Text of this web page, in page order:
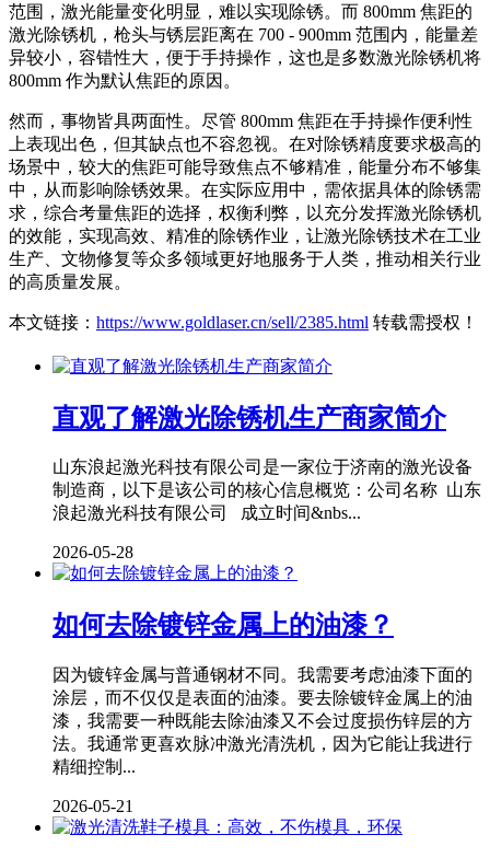
范围，激光能量变化明显，难以实现除锈。而 800mm 焦距的
激光除锈机，枪头与锈层距离在 700 - 900mm 范围内，能量差
异较小，容错性大，便于手持操作，这也是多数激光除锈机将
800mm 作为默认焦距的原因。
然而，事物皆具两面性。尽管 800mm 焦距在手持操作便利性
上表现出色，但其缺点也不容忽视。在对除锈精度要求极高的
场景中，较大的焦距可能导致焦点不够精准，能量分布不够集
中，从而影响除锈效果。在实际应用中，需依据具体的除锈需
求，综合考量焦距的选择，权衡利弊，以充分发挥激光除锈机
的效能，实现高效、精准的除锈作业，让激光除锈技术在工业
生产、文物修复等众多领域更好地服务于人类，推动相关行业
的高质量发展。
本文链接： https://www.goldlaser.cn/sell/2385.html 转载需授权！
直观了解激光除锈机生产商家简介
山东浪起激光科技有限公司是一家位于济南的激光设备
制造商，以下是该公司的核心信息概览：公司名称 山东
浪起激光科技有限公司 成立时间&nbs...
2026-05-28
如何去除镀锌金属上的油漆？
因为镀锌金属与普通钢材不同。我需要考虑油漆下面的
涂层，而不仅仅是表面的油漆。要去除镀锌金属上的油
漆，我需要一种既能去除油漆又不会过度损伤锌层的方
法。我通常更喜欢脉冲激光清洗机，因为它能让我进行
精细控制...
2026-05-21